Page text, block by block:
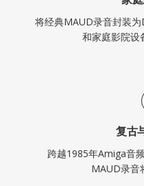
将经典MAUD录音封装
和家庭影院设
复古
跨越1985年Amiga音
MAUD录音